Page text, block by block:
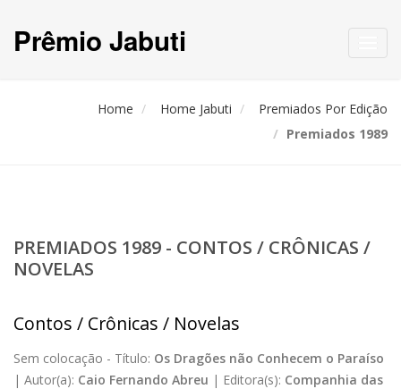
Prêmio Jabuti
Home Home Jabuti
Premiados Por Edição
Premiados 1989
PREMIADOS 1989 - CONTOS / CRÔNICAS /
NOVELAS
Contos / Crônicas / Novelas
Sem colocação - Título: Os Dragões não Conhecem o Paraíso
| Autor(a): Caio Fernando Abreu | Editora(s): Companhia das